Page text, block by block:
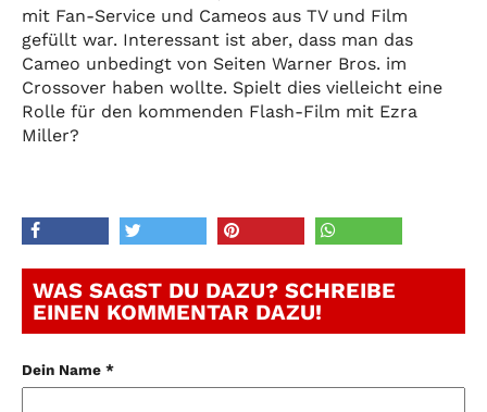
mit Fan-Service und Cameos aus TV und Film
gefüllt war. Interessant ist aber, dass man das
Cameo unbedingt von Seiten Warner Bros. im
Crossover haben wollte. Spielt dies vielleicht eine
Rolle für den kommenden Flash-Film mit Ezra
Miller?
WAS SAGST DU DAZU? SCHREIBE
EINEN KOMMENTAR DAZU!
Dein Name *